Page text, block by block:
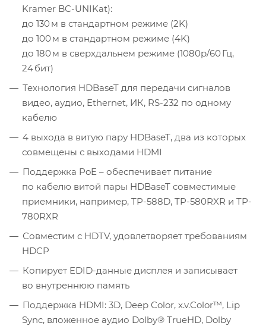
Kramer BC-UNIKat):
до 130 м в стандартном режиме (2K)
до 100 м в стандартном режиме (4K)
до 180 м в сверхдальнем режиме (1080p/60 Гц,
24 бит)
Технология HDBaseT для передачи сигналов
видео, аудио, Ethernet, ИК, RS-232 по одному
кабелю
4 выхода в витую пару HDBaseT, два из которых
совмещены с выходами HDMI
Поддержка PoE – обеспечивает питание
по кабелю витой пары HDBaseT совместимые
приемники, например, TP-588D, TP-580RXR и TP-
780RXR
Совместим с HDTV, удовлетворяет требованиям
HDCP
Копирует EDID-данные дисплея и записывает
во внутреннюю память
Поддержка HDMI: 3D, Deep Color, x.v.Color™, Lip
Sync, вложенное аудио Dolby® TrueHD, Dolby